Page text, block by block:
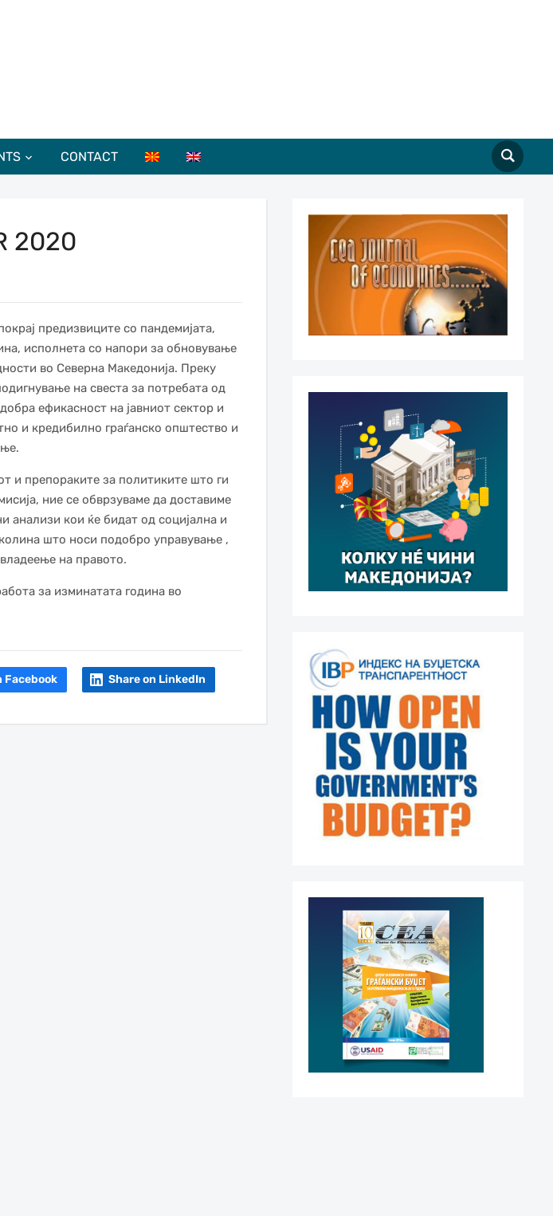
CONTACT
2020
предизвиците со пандемијата,
исполнета со напори за обновување
во Северна Македонија. Преку
на свеста за потребата од
ефикасност на јавниот сектор и
и кредибилно граѓанско општество и
и препораките за политиките што ги
ние се обврзуваме да доставиме
анализи кои ќе бидат од социјална и
што носи подобро управување ,
на правото.
за изминатата година во
Facebook Share on LinkedIn